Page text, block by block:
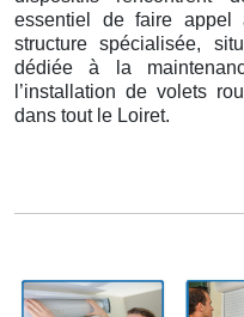
essentiel de faire appel
structure spécialisée,
dédiée à la
l’installation de volets
dans tout le Loiret.